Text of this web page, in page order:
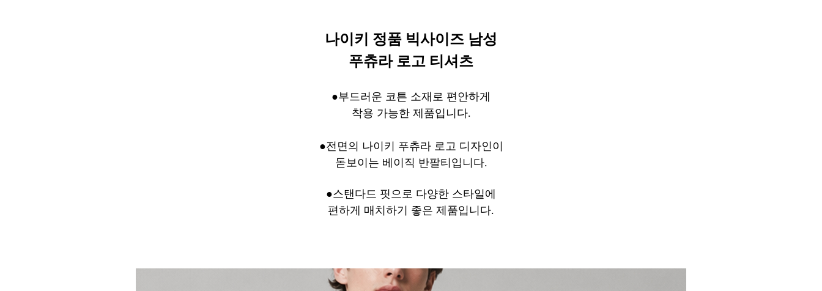
나이키 정품 빅사이즈 남성
푸츄라 로고 티셔츠
●부드러운 코튼 소재로 편안하게
착용 가능한 제품입니다.
●전면의 나이키 푸츄라 로고 디자인이
돋보이는 베이직 반팔티입니다.
●스탠다드 핏으로 다양한 스타일에
편하게 매치하기 좋은 제품입니다.